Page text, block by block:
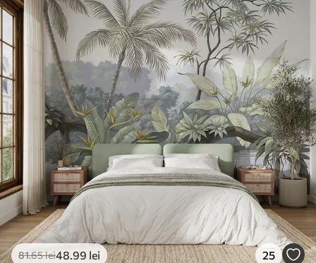
81.65lei48.99 lei 25